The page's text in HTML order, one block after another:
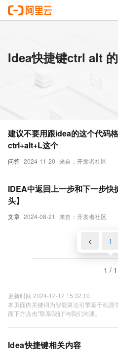
Idea快捷键ctrl alt
问答 2024-11-20 来自：开发者社区
建议不要用跟idea的这个代码
ctrl+alt+L这个
文章 2024-08-21 来自：开发者社区
IDEA中返回上一步和下一步
头】
< 1
1 / 1
更新时间 2024-12-12 15:32:10
本页面内关键词为智能算法引擎基于机器
面下方点击"联系我们"与我们沟通。
Idea快捷键相关内容